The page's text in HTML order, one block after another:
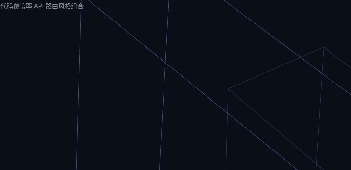
代码覆盖率 API 路由风格组合